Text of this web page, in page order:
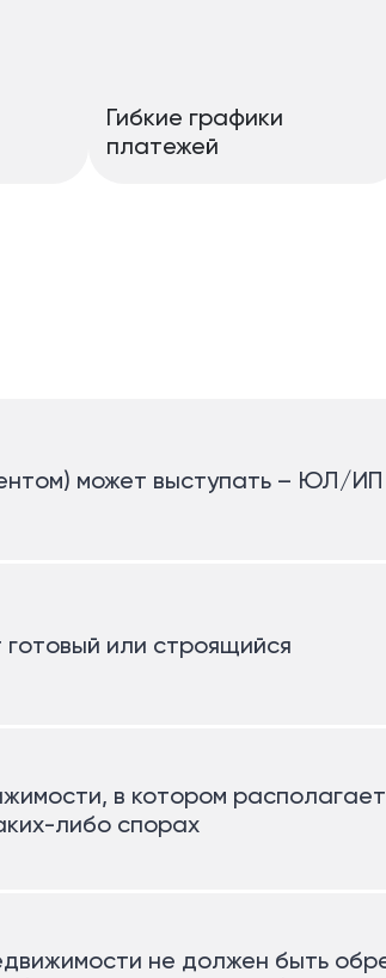
Гибкие графики
платежей
может выступать – ЮЛ/ИП
или строящийся
в котором
либо спорах
не должен быть